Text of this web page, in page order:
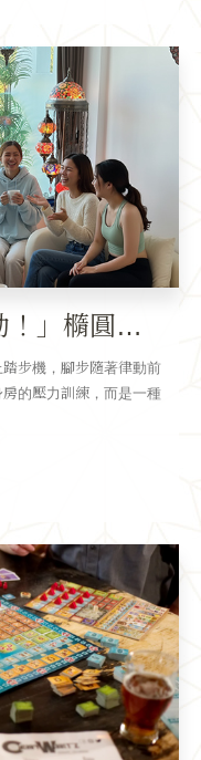
「踩一踩，度假更帶勁！」橢圓踏步機 · 你的輕汗療癒角落
步機，腳步隨著律動前
的壓力訓練，而是一種